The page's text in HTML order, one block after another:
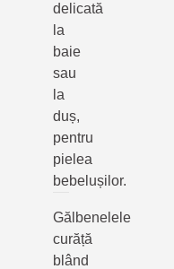
delicată
la
baie
sau
la
duș,
pentru
pielea
bebelușilor.
Gălbenelele
curăță
blând